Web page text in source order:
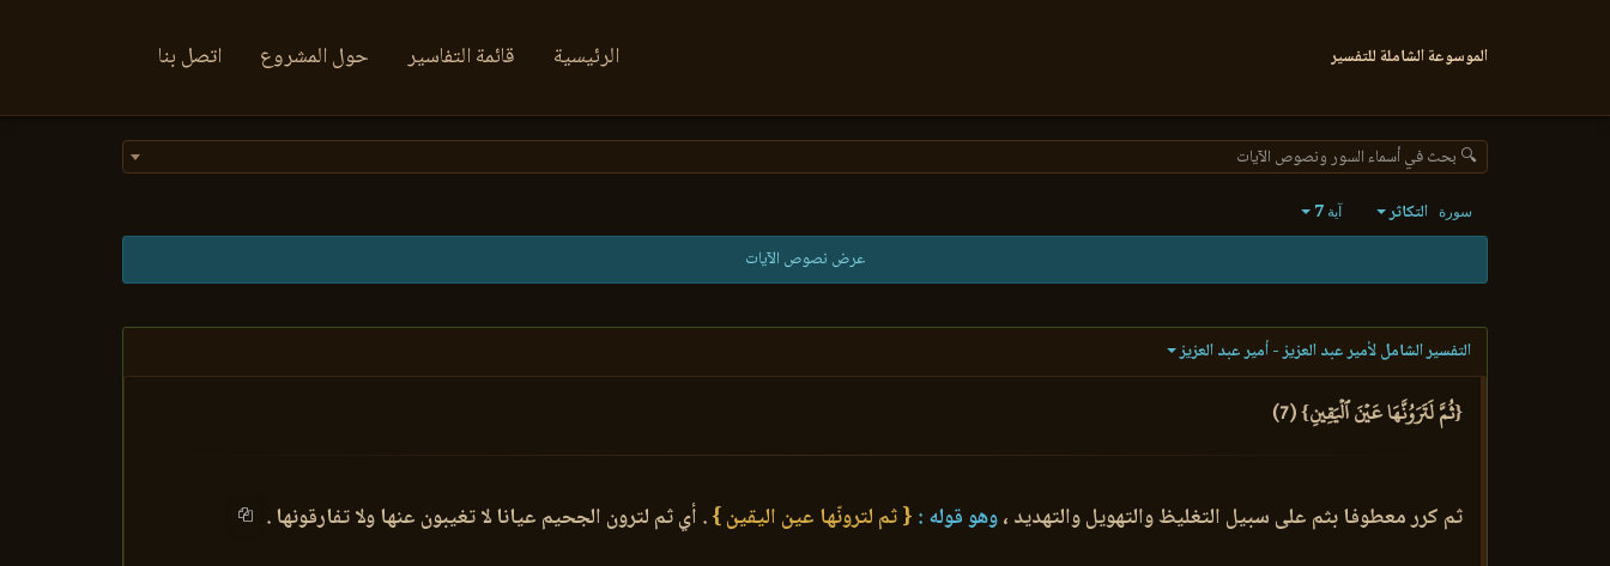
الموسوعة الشاملة للتفسير الرئيسية قائمة التفاسير حول المشروع اتصل بنا
🔍 بحث في أسماء السور ونصوص الآيات
سورة التكاثر آية 7
عرض نصوص الآيات
التفسير الشامل لأمير عبد العزيز - أمير عبد العزيز
{ثُمَّ لَتَرَوُنَّهَا عَيۡنَ ٱلۡيَقِينِ} (7)
ثم كرر معطوفا بثم على سبيل التغليظ والتهويل والتهديد ،وهو قوله : { ثم لترونّها عين اليقين }. أي ثم لترون الجحيم عيانا لا تغيبون عنها ولا تفارقونها .